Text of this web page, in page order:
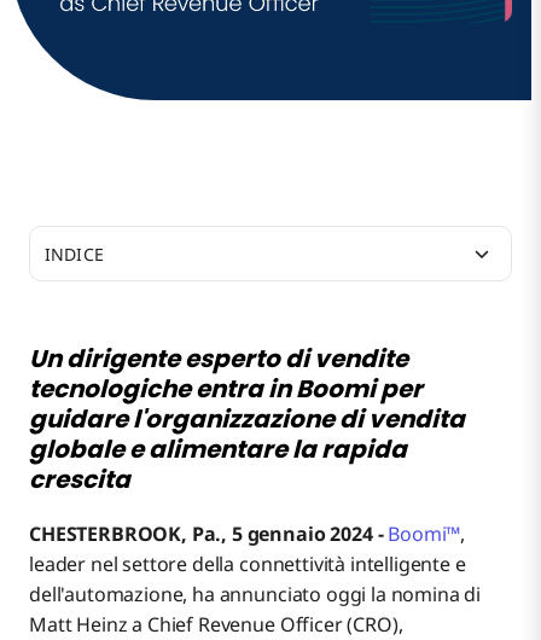
Un dirigente esperto di vendite
tecnologiche entra in Boomi per
guidare l'organizzazione di vendita
globale e alimentare la rapida
crescita
CHESTERBROOK, Pa., 5 gennaio 2024 -Boomi™,
leader nel settore della connettività intelligente e
dell'automazione, ha annunciato oggi la nomina di
Matt Heinz a Chief Revenue Officer (CRO),
INDICE
e alimentare la rapida crescita